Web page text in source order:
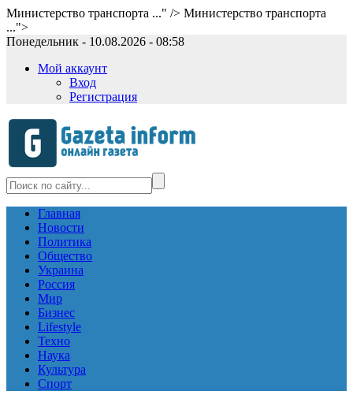
Министерство транспорта ..." /> Министерство транспорта
...">
Понедельник - 10.08.2026 - 08:58
Мой аккаунт
Вход
Регистрация
Главная
Новости
Политика
Общество
Украина
Россия
Мир
Бизнес
Lifestyle
Техно
Наука
Культура
Спорт